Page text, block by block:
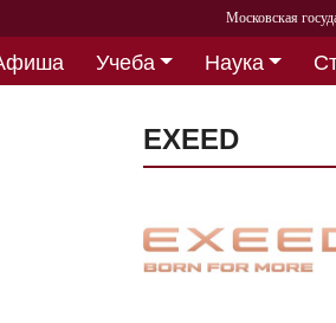
Московская
Учеба Наука
EXEED